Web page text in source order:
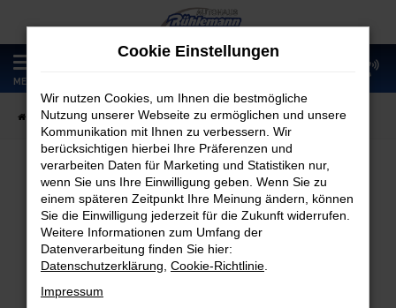
Zum
Hauptinhalt
springen
MENÜ
Startseite Fahrzeugangebote Fahrzeugmarkt
Fahrzeugmarkt
Fehler: Network Error
Cookie Einstellungen
Wir nutzen Cookies, um Ihnen die bestmögliche
Nutzung unserer Webseite zu ermöglichen und unsere
Kommunikation mit Ihnen zu verbessern. Wir
berücksichtigen hierbei Ihre Präferenzen und
verarbeiten Daten für Marketing und Statistiken nur,
wenn Sie uns Ihre Einwilligung geben. Wenn Sie zu
einem späteren Zeitpunkt Ihre Meinung ändern, können
Sie die Einwilligung jederzeit für die Zukunft widerrufen.
Weitere Informationen zum Umfang der
Datenverarbeitung finden Sie hier:
Datenschutzerklärung Cookie-Richtlinie
Impressum